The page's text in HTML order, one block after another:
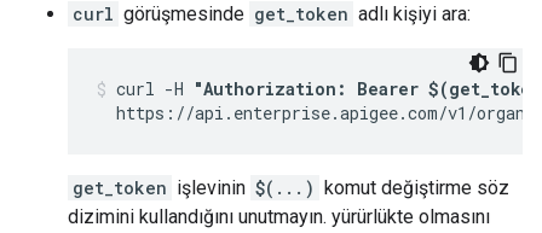
curl görüşmesinde get_token adlı kişiyi ara:
curl -H "Authorization: Bearer
https://api.enterprise.apigee.com/v1/
get_token işlevinin $(...)
komut değiştirme söz
dizimini kullandığını unutmayın. yürürlükte olmasını